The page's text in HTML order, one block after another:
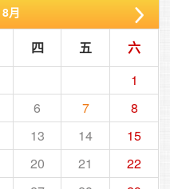
8月
四 五
六
1
6 7
8
13 14
15
20 21
22